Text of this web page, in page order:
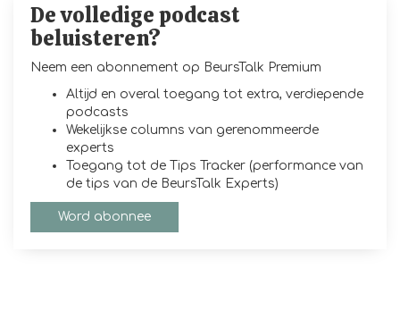
De volledige podcast
beluisteren?
Neem een abonnement op BeursTalk Premium
Altijd en overal toegang tot extra, verdiepende
podcasts
Wekelijkse columns van gerenommeerde
experts
Toegang tot de Tips Tracker (performance van
de tips van de BeursTalk Experts)
Word abonnee